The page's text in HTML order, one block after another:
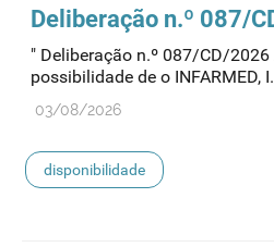
Deliberação n.º 087/
" Deliberação n.º 087/CD/
possibilidade de o INFARMED,
03/08/2026
disponibilidade